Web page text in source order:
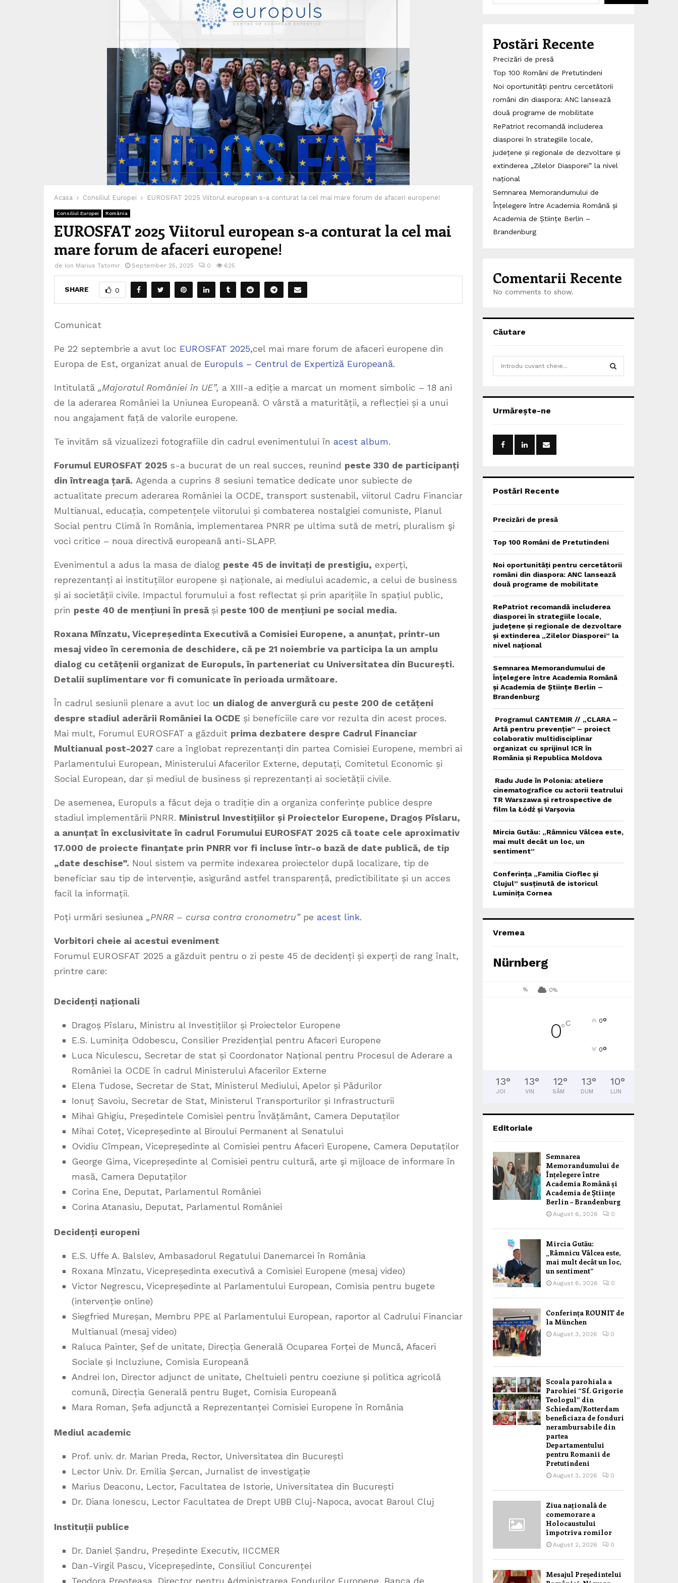
Acasa Consiliul Europei EUROSFAT 2025 Viitorul european s-a conturat la cel mai mare forum de afaceri europene!
Consiliul Europei România
EUROSFAT 2025 Viitorul european s-a conturat la cel mai
mare forum de afaceri europene!
de Ion Marius Tatomir September 25, 2025 0 625
SHARE 0
Comunicat
Pe 22 septembrie a avut loc EUROSFAT 2025,cel mai mare forum de afaceri europene din
Europa de Est, organizat anual de Europuls – Centrul de Expertiză Europeană.
Intitulată „Majoratul României în UE”, a XIII-a ediție a marcat un moment simbolic – 18 ani
de la aderarea României la Uniunea Europeană. O vârstă a maturității, a reflecției și a unui
nou angajament față de valorile europene.
Te invităm să vizualizezi fotografiile din cadrul evenimentului în acest album.
Forumul EUROSFAT 2025 s-a bucurat de un real succes, reunind peste 330 de participanți
din întreaga țară. Agenda a cuprins 8 sesiuni tematice dedicate unor subiecte de
actualitate precum aderarea României la OCDE, transport sustenabil, viitorul Cadru Financiar
Multianual, educația, competențele viitorului și combaterea nostalgiei comuniste, Planul
Social pentru Climă în România, implementarea PNRR pe ultima sută de metri, pluralism şi
voci critice – noua directivă europeană anti-SLAPP.
Evenimentul a adus la masa de dialog peste 45 de invitați de prestigiu, experți,
reprezentanți ai instituțiilor europene și naționale, ai mediului academic, a celui de business
și ai societății civile. Impactul forumului a fost reflectat și prin aparițiile în spațiul public,
prin peste 40 de mențiuni în presă și peste 100 de mențiuni pe social media.
Roxana Mînzatu, Vicepreședinta Executivă a Comisiei Europene, a anunțat, printr-un
mesaj video în ceremonia de deschidere, că pe 21 noiembrie va participa la un amplu
dialog cu cetățenii organizat de Europuls, în parteneriat cu Universitatea din București.
Detalii suplimentare vor fi comunicate în perioada următoare.
În cadrul sesiunii plenare a avut loc un dialog de anvergură cu peste 200 de cetățeni
despre stadiul aderării României la OCDE și beneficiile care vor rezulta din acest proces.
Mai mult, Forumul EUROSFAT a găzduit prima dezbatere despre Cadrul Financiar
Multianual post-2027 care a înglobat reprezentanți din partea Comisiei Europene, membri ai
Parlamentului European, Ministerului Afacerilor Externe, deputați, Comitetul Economic și
Social European, dar și mediul de business și reprezentanți ai societății civile.
De asemenea, Europuls a făcut deja o tradiție din a organiza conferințe publice despre
stadiul implementării PNRR. Ministrul Investițiilor și Proiectelor Europene, Dragoș Pîslaru,
a anunțat în exclusivitate în cadrul Forumului EUROSFAT 2025 că toate cele aproximativ
17.000 de proiecte finanțate prin PNRR vor fi incluse într-o bază de date publică, de tip
„date deschise”. Noul sistem va permite indexarea proiectelor după localizare, tip de
beneficiar sau tip de intervenție, asigurând astfel transparență, predictibilitate și un acces
facil la informații.
Poți urmări sesiunea „PNRR – cursa contra cronometru”pe acest link.
Vorbitori cheie ai acestui eveniment
Forumul EUROSFAT 2025 a găzduit pentru o zi peste 45 de decidenți și experți de rang înalt,
printre care:
Decidenți naționali
Dragoș Pîslaru, Ministru al Investițiilor și Proiectelor Europene
E.S. Luminița Odobescu, Consilier Prezidențial pentru Afaceri Europene
Luca Niculescu, Secretar de stat și Coordonator Național pentru Procesul de Aderare a
României la OCDE în cadrul Ministerului Afacerilor Externe
Elena Tudose, Secretar de Stat, Ministerul Mediului, Apelor și Pădurilor
Ionuț Savoiu, Secretar de Stat, Ministerul Transporturilor și Infrastructurii
Mihai Ghigiu, Președintele Comisiei pentru Învățământ, Camera Deputaților
Mihai Coteț, Vicepreședinte al Biroului Permanent al Senatului
Ovidiu Cîmpean, Vicepreședinte al Comisiei pentru Afaceri Europene, Camera Deputaților
George Gima, Vicepreședinte al Comisiei pentru cultură, arte şi mijloace de informare în
masă, Camera Deputaților
Corina Ene, Deputat, Parlamentul României
Corina Atanasiu, Deputat, Parlamentul României
Decidenți europeni
E.S. Uffe A. Balslev, Ambasadorul Regatului Danemarcei în România
Roxana Mînzatu, Vicepreședinta executivă a Comisiei Europene (mesaj video)
Victor Negrescu, Vicepreședinte al Parlamentului European, Comisia pentru bugete
(intervenție online)
Siegfried Mureșan, Membru PPE al Parlamentului European, raportor al Cadrului Financiar
Multianual (mesaj video)
Raluca Painter, Șef de unitate, Direcția Generală Ocuparea Forței de Muncă, Afaceri
Sociale și Incluziune, Comisia Europeană
Andrei Ion, Director adjunct de unitate, Cheltuieli pentru coeziune și politica agricolă
comună, Direcția Generală pentru Buget, Comisia Europeană
Mara Roman, Șefa adjunctă a Reprezentanței Comisiei Europene în România
Mediul academic
Prof. univ. dr. Marian Preda, Rector, Universitatea din București
Lector Univ. Dr. Emilia Șercan, Jurnalist de investigație
Marius Deaconu, Lector, Facultatea de Istorie, Universitatea din București
Dr. Diana Ionescu, Lector Facultatea de Drept UBB Cluj-Napoca, avocat Baroul Cluj
Instituții publice
Dr. Daniel Șandru, Președinte Executiv, IICCMER
Dan-Virgil Pascu, Vicepreședinte, Consiliul Concurenței
Teodora Preoteasa, Director pentru Administrarea Fondurilor Europene, Banca de
Postări Recente
Precizări de presă
Top 100 Români de Pretutindeni
Noi oportunități pentru cercetătorii
români din diaspora: ANC lansează
două programe de mobilitate
RePatriot recomandă includerea
diasporei în strategiile locale,
județene și regionale de dezvoltare și
extinderea „Zilelor Diasporei” la nivel
național
Semnarea Memorandumului de
Înțelegere între Academia Română și
Academia de Științe Berlin –
Brandenburg
Comentarii Recente
No comments to show.
Căutare
h
o
:
Urmărește-ne
Postări Recente
Precizări de presă
Top 100 Români de Pretutindeni
Noi oportunități pentru cercetătorii
români din diaspora: ANC lansează
două programe de mobilitate
RePatriot recomandă includerea
diasporei în strategiile locale,
județene și regionale de dezvoltare
și extinderea „Zilelor Diasporei” la
nivel național
Semnarea Memorandumului de
Înțelegere între Academia Română
și Academia de Științe Berlin –
Brandenburg
Programul CANTEMIR // „CLARA –
Artă pentru prevenție” – proiect
colaborativ multidisciplinar
organizat cu sprijinul ICR în
România și Republica Moldova
Radu Jude în Polonia: ateliere
cinematografice cu actorii teatrului
TR Warszawa și retrospective de
film la Łódź și Varșovia
Mircia Gutău: „Râmnicu Vâlcea este,
mai mult decât un loc, un
sentiment”
Conferința „Familia Cioflec și
Clujul” susținută de istoricul
Luminița Cornea
Vremea
Nürnberg
% 0%
0°C 0°
0°
13°
JOI
13°
VIN
12°
SÂM
13°
DUM
10°
LUN
Editoriale
Semnarea
Memorandumului de
Înțelegere între
Academia Română și
Academia de Științe
Berlin – Brandenburg
August 6, 2026 0
Mircia Gutău:
„Râmnicu Vâlcea este,
mai mult decât un loc,
un sentiment”
August 6, 2026 0
Conferința ROUNIT de
la München
August 3, 2026 0
Scoala parohiala a
Parohiei “Sf. Grigorie
Teologul” din
Schiedam/Rotterdam
beneficiaza de fonduri
nerambursabile din
partea
Departamentului
pentru Romanii de
Pretutindeni
August 3, 2026 0
Ziua națională de
comemorare a
Holocaustului
împotriva romilor
August 2, 2026 0
Mesajul Președintelui